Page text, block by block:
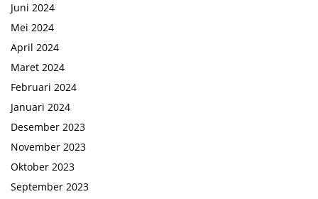
Juni 2024
Mei 2024
April 2024
Maret 2024
Februari 2024
Januari 2024
Desember 2023
November 2023
Oktober 2023
September 2023